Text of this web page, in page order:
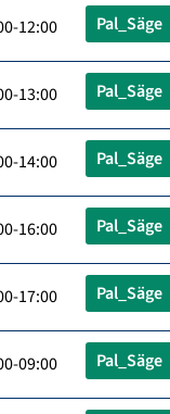
12:00 Pal_Säge
13:00 Pal_Säge
14:00 Pal_Säge
16:00 Pal_Säge
17:00 Pal_Säge
09:00 Pal_Säge